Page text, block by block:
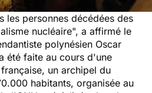
les personnes décédées des
nucléaire", a affirmé le
polynésien Oscar
été faite au cours d'une
un archipel du
habitants, organisée au